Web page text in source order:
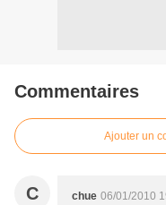
Commentaires
Ajouter un
C chue 06/01/2010